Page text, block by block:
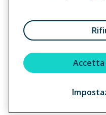
Privacy | Cookie
Reclami
| Note
Copyright © 2023 - Cattolica
Generali Italia S.p.A. - Partita